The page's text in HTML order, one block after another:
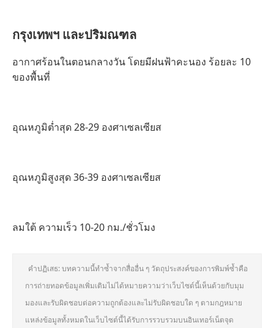
กรุงเทพฯ และปริมณฑล
อากาศร้อนในตอนกลางวัน โดยมีฝนฟ้าคะนอง ร้อยละ 10
ของพื้นที่
อุณหภูมิต่ำสุด 28-29 องศาเซลเซียส
อุณหภูมิสูงสุด 36-39 องศาเซลเซียส
ลมใต้ ความเร็ว 10-20 กม./ชั่วโมง
คำปฏิเสธ: บทความนี้ทำซ้ำจากสื่ออื่น ๆ วัตถุประสงค์ของการพิมพ์ซ้ำคือ
การถ่ายทอดข้อมูลเพิ่มเติมไม่ได้หมายความว่าเว็บไซต์นี้เห็นด้วยกับมุม
มองและรับผิดชอบต่อความถูกต้องและไม่รับผิดชอบใด ๆ ตามกฎหมาย
แหล่งข้อมูลทั้งหมดในเว็บไซต์นี้ได้รับการรวบรวมบนอินเทอร์เน็ตจุด